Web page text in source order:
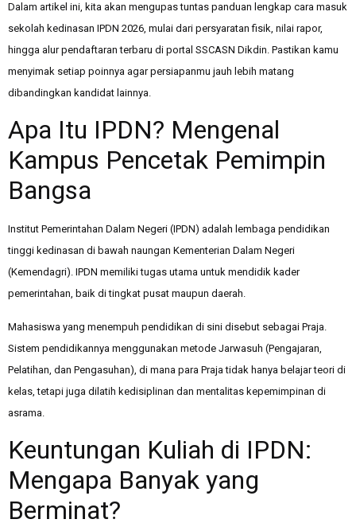
Dalam artikel ini, kita akan mengupas tuntas panduan lengkap cara masuk
sekolah kedinasan IPDN 2026, mulai dari persyaratan fisik, nilai rapor,
hingga alur pendaftaran terbaru di portal SSCASN Dikdin. Pastikan kamu
menyimak setiap poinnya agar persiapanmu jauh lebih matang
dibandingkan kandidat lainnya.
Apa Itu IPDN? Mengenal
Kampus Pencetak Pemimpin
Bangsa
Institut Pemerintahan Dalam Negeri (IPDN) adalah lembaga pendidikan
tinggi kedinasan di bawah naungan Kementerian Dalam Negeri
(Kemendagri). IPDN memiliki tugas utama untuk mendidik kader
pemerintahan, baik di tingkat pusat maupun daerah.
Mahasiswa yang menempuh pendidikan di sini disebut sebagai Praja.
Sistem pendidikannya menggunakan metode Jarwasuh (Pengajaran,
Pelatihan, dan Pengasuhan), di mana para Praja tidak hanya belajar teori di
kelas, tetapi juga dilatih kedisiplinan dan mentalitas kepemimpinan di
asrama.
Keuntungan Kuliah di IPDN:
Mengapa Banyak yang
Berminat?